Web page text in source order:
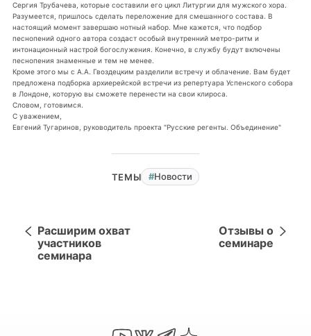
Сергия Трубачева, которые составили его цикл Литургии для мужского хора.
Разумеется, пришлось сделать переложение для смешанного состава. В
настоящий момент завершаю нотный набор. Мне кажется, что подбор
песнопений одного автора создаст особый внутренний метро-ритм и
интонационный настрой богослужения. Конечно, в службу будут включены
песнопения знаменные и тем не менее.
Кроме этого мы с А.А. Гвоздецким разделили встречу и облачение. Вам будет
предложена подборка архиерейской встречи из репертуара Успенского собора
в Лондоне, которую вы сможете перенести на свои клироса.
Словом, готовимся.
С уважением,
Евгений Тугаринов, руководитель проекта "Русские регенты. Объединение"
ТЕМЫ Новости
Расширим охват
участников
семинара
Отзывы о
семинаре